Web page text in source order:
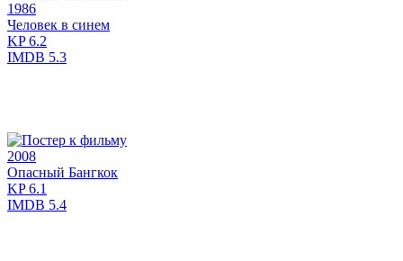
1986
Человек в синем
KP6.2
IMDB 5.3
2008
Опасный Бангкок
KP6.1
IMDB 5.4